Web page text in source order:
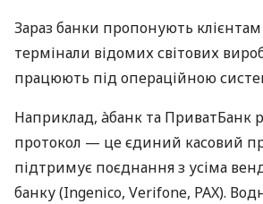
Зараз банки пропонують клієнтам
термінали відомих світових
працюють під операційною
Наприклад, àбанк та ПриватБанк
протокол — це єдиний касовий
підтримує поєднання з усіма
банку (Ingenico, Verifone, PAX).